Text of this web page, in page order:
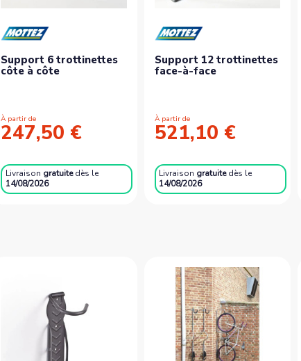
Support 6 trottinettes
côte à côte
À partir de
247,50 €
Livraison gratuite dès le
14/08/2026
Support 12 trottinettes
face-à-face
À partir de
521,10 €
Livraison gratuite dès le
14/08/2026